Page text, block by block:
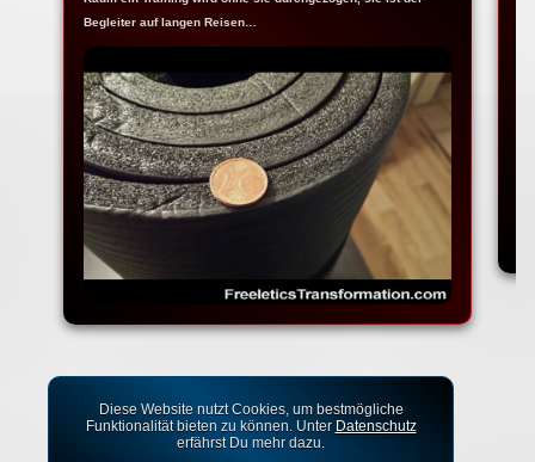
Begleiter auf langen Reisen…
Diese Website nutzt Cookies, um bestmögliche
Funktionalität bieten zu können. Unter Datenschutz
erfährst Du mehr dazu.